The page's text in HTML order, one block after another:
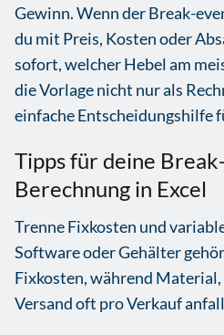
Gewinn. Wenn der Break-
du mit Preis, Kosten oder
sofort, welcher Hebel am
die Vorlage nicht nur als
einfache Entscheidungshilfe
Tipps für deine
Berechnung in Excel
Trenne Fixkosten und
Software oder Gehälter
Fixkosten, während
Versand oft pro Verkauf